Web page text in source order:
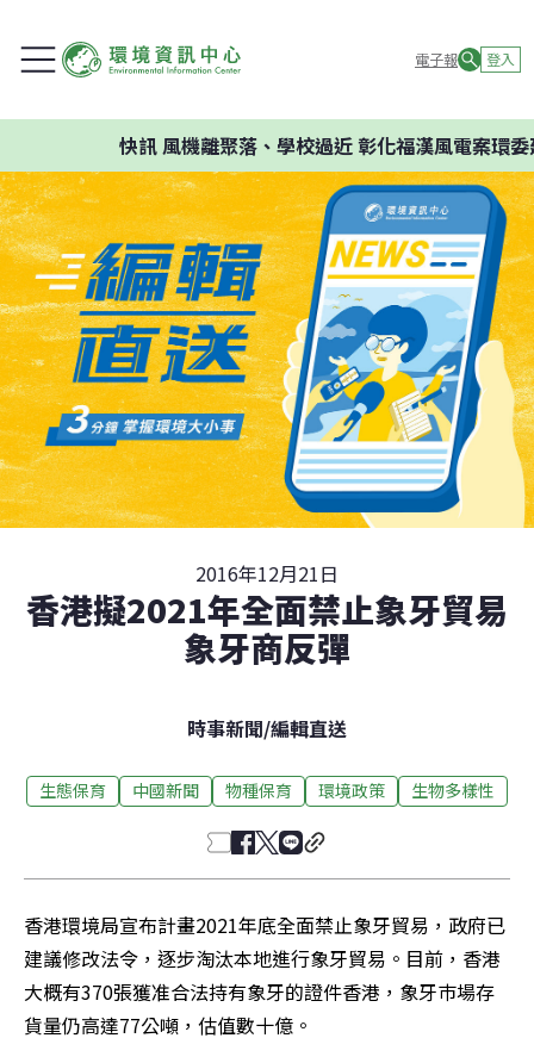
電子報 登入
快訊風機離聚落、學校過近 彰化福漢風電案環委建
2016年12月21日
香港擬2021年全面禁止象牙貿易
象牙商反彈
時事新聞/編輯直送
生態保育 中國新聞 物種保育 環境政策 生物多樣性
香港環境局宣布計畫2021年底全面禁止象牙貿易，政府已
建議修改法令，逐步淘汰本地進行象牙貿易。目前，香港
大概有370張獲准合法持有象牙的證件香港，象牙巿場存
貨量仍高達77公噸，估值數十億。